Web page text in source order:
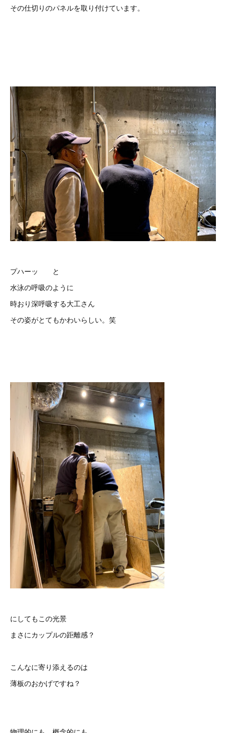
その仕切りのパネルを取り付けています。
プハーッ と
水泳の呼吸のように
時おり深呼吸する大工さん
その姿がとてもかわいらしい。笑
にしてもこの光景
まさにカップルの距離感？
こんなに寄り添えるのは
薄板のおかげですね？